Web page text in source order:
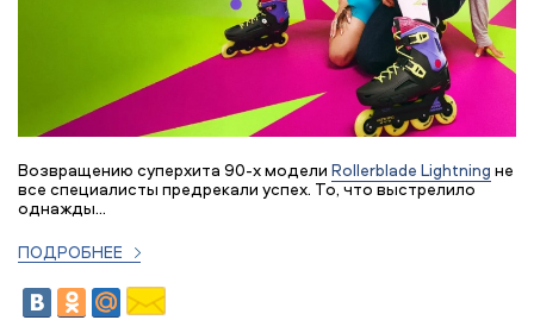
Возвращению суперхита 90-х модели Rollerblade Lightning не
все специалисты предрекали успех. То, что выстрелило
однажды...
ПОДРОБНЕЕ